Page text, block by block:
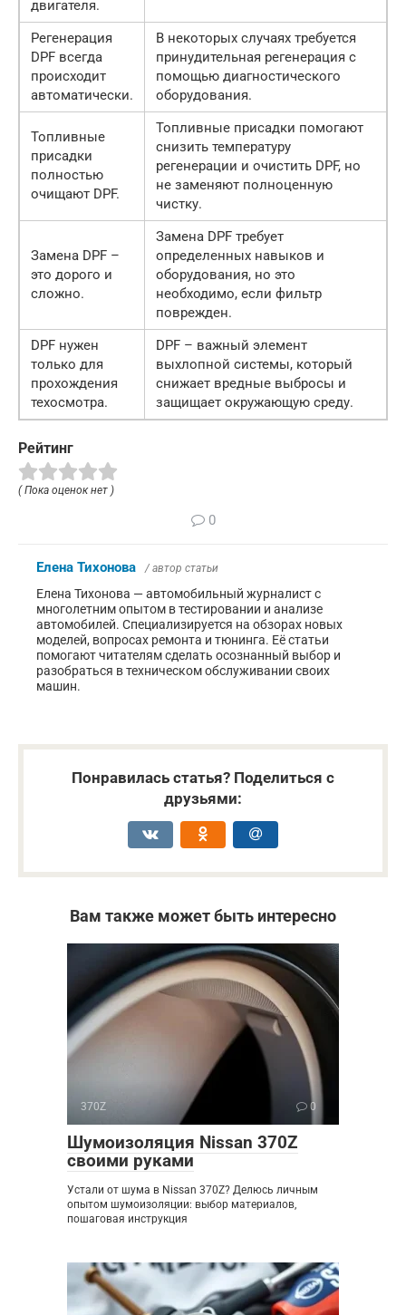
двигателя.
Регенерация
DPF всегда
происходит
автоматически.
В некоторых случаях требуется
принудительная регенерация с
помощью диагностического
оборудования.
Топливные
присадки
полностью
очищают DPF.
Топливные присадки помогают
снизить температуру
регенерации и очистить DPF, но
не заменяют полноценную
чистку.
Замена DPF –
это дорого и
сложно.
Замена DPF требует
определенных навыков и
оборудования, но это
необходимо, если фильтр
поврежден.
DPF нужен
только для
прохождения
техосмотра.
DPF – важный элемент
выхлопной системы, который
снижает вредные выбросы и
защищает окружающую среду.
Рейтинг
( Пока оценок нет )
0
Елена Тихонова / автор статьи
Елена Тихонова — автомобильный журналист с
многолетним опытом в тестировании и анализе
автомобилей. Специализируется на обзорах новых
моделей, вопросах ремонта и тюнинга. Её статьи
помогают читателям сделать осознанный выбор и
разобраться в техническом обслуживании своих
машин.
Понравилась статья? Поделиться с
друзьями:
Вам также может быть интересно
370Z 0
Шумоизоляция Nissan 370Z
своими руками
Устали от шума в Nissan 370Z? Делюсь личным
опытом шумоизоляции: выбор материалов,
пошаговая инструкция